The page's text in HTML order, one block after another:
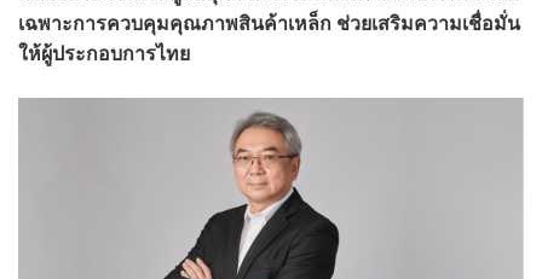
เฉพาะการควบคุมคุณภาพสินค้าเหล็ก ช่วยเสริมความเชื่อมั่น
ให้ผู้ประกอบการไทย